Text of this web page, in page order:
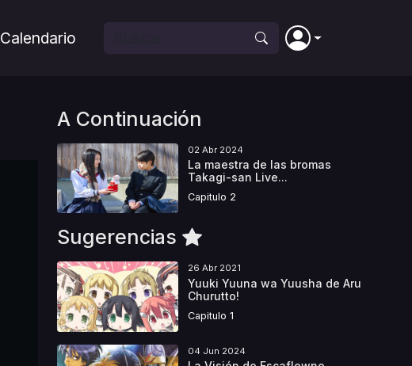
Calendario
A Continuación
02 Abr 2024
La maestra de las bromas
Takagi-san Live...
Capitulo 2
Sugerencias
26 Abr 2021
Yuuki Yuuna wa Yuusha de Aru
Churutto!
Capitulo 1
04 Jun 2024